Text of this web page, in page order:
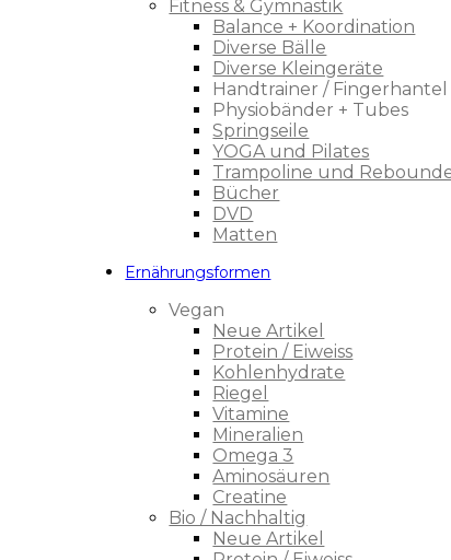
Fitness & Gymnastik
Balance + Koordination
Diverse Bälle
Diverse Kleingeräte
Handtrainer / Fingerhantel
Physiobänder + Tubes
Springseile
YOGA und Pilates
Trampoline und
Bücher
DVD
Matten
Ernährungsformen
Vegan
Neue Artikel
Protein / Eiweiss
Kohlenhydrate
Riegel
Vitamine
Mineralien
Omega 3
Aminosäuren
Creatine
Bio / Nachhaltig
Neue Artikel